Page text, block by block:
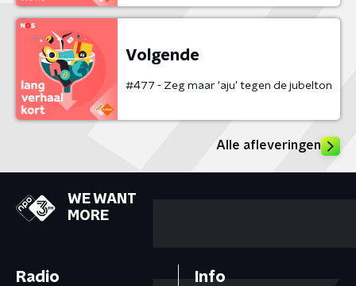
Volgende
#477 - Zeg maar ‘aju’ tegen de jubelton
Alle afleveringen
WE WANT
MORE
Radio Info